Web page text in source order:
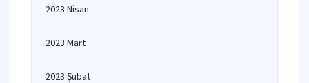
2023 Nisan
2023 Mart
2023 Şubat